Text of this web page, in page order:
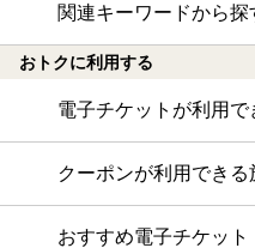
関連キーワードから探
おトクに利用する
電子チケットが利用で
クーポンが利用できる
おすすめ電子チケッ